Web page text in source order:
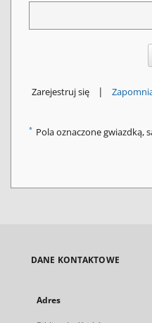
Zarejestruj się |
* Pola oznaczone gwiazdką,
DANE KONTAKTOWE
Adres